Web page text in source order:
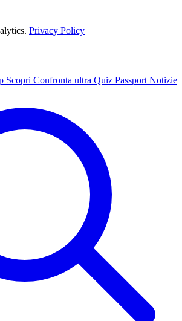
Privacy Policy
Scopri Confronta ultra Quiz Passport Notizie